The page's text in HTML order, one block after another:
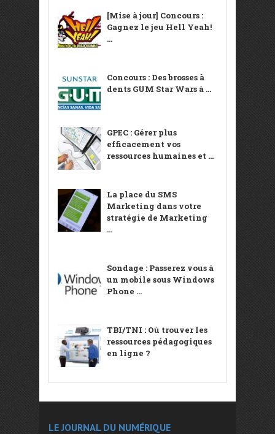
[Mise à jour] Concours :
Gagnez le jeu Hell Yeah!
...
Concours : Des brosses à
dents GUM Star Wars à ...
GPEC : Gérer plus
efficacement vos
ressources humaines et ...
La place du SMS
Marketing dans votre
stratégie de Marketing
...
Sondage : Passerez vous à
un mobile sous Windows
Phone ...
TBI/TNI : Où trouver les
ressources pédagogiques
en ligne ?
LE JOURNAL DU NUMÉRIQUE